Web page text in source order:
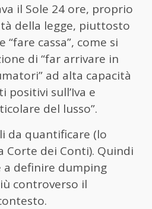
il Sole 24 ore, proprio
della legge, piuttosto
cassa”, come si
di “far arrivare in
ad alta capacità
positivi sull’Iva e
del lusso”.
da quantificare (lo
Corte dei Conti). Quindi
a definire dumping
controverso il